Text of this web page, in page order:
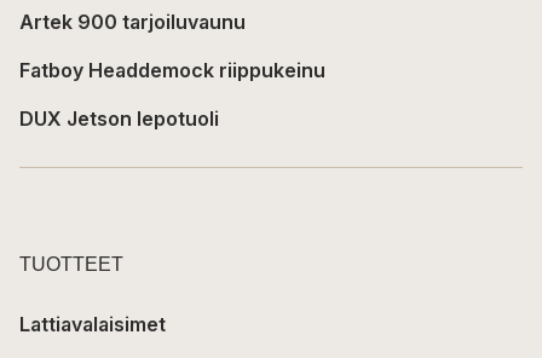
Artek 900 tarjoiluvaunu
Fatboy Headdemock riippukeinu
DUX Jetson lepotuoli
TUOTTEET
Lattiavalaisimet